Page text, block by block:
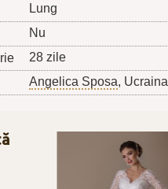
Lung
Nu
28 zile
Angelica Sposa, Ucraina